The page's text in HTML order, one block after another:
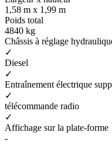
1,58 m x 1,99 m
Poids total
4840 kg
Châssis à réglage
✓
Diesel
✓
Entraînement électrique
✓
télécommande radio
✓
Affichage sur la plate-forme
-